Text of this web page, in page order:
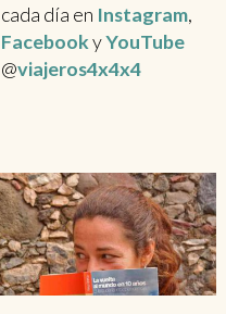
cada día en Instagram,
FacebookyYouTube
@viajeros4x4x4